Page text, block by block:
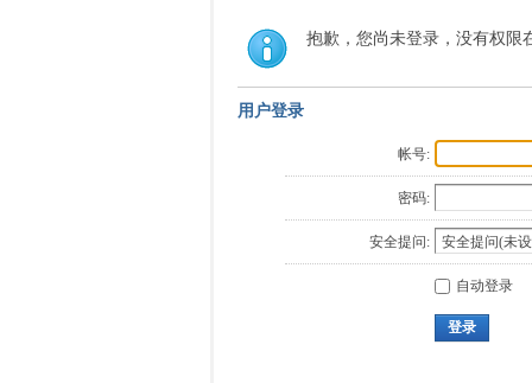
抱歉，您尚未登录，没有权限
用户登录
帐号:
密码:
安全提问:
自动登录
登录